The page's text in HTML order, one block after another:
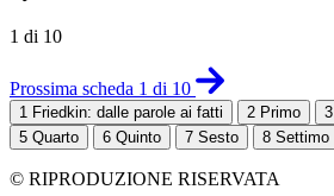
1 di 10
Prossima scheda 1 di 10
1 Friedkin: dalle parole ai fatti 2 Primo 3
5 Quarto 6 Quinto 7 Sesto 8 Settimo
© RIPRODUZIONE RISERVATA